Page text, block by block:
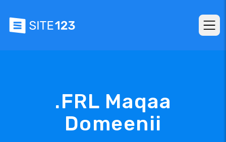
.FRL Maqaa
Domeenii